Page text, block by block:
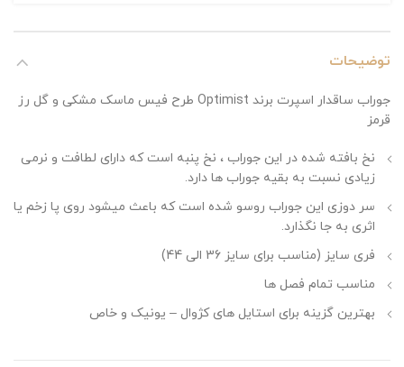
توضیحات
جوراب ساقدار اسپرت برند Optimist طرح فیس ماسک مشکی و گل رز
قرمز
نخ بافته شده در این جوراب ، نخ پنبه است که دارای لطافت و نرمی
زیادی نسبت به بقیه جوراب ها دارد.
سر دوزی این جوراب روسو شده است که باعث میشود روی پا زخم یا
اثری به جا نگذارد.
فری سایز (مناسب برای سایز 36 الی 44)
مناسب تمام فصل ها
بهترین گزینه برای استایل های کژوال – یونیک و خاص